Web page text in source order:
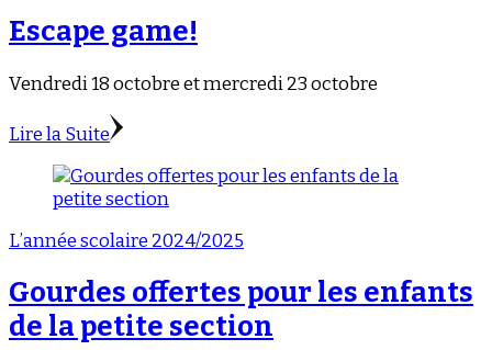
Escape game!
Vendredi 18 octobre et mercredi 23 octobre
Lire la Suite
L’année scolaire 2024/2025
Gourdes offertes pour les enfants
de la petite section